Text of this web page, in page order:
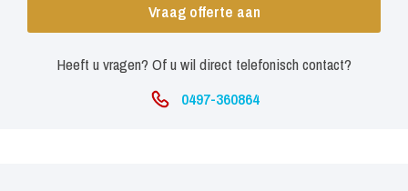
Vraag offerte aan
Heeft u vragen? Of u wil direct telefonisch contact?
0497-360864